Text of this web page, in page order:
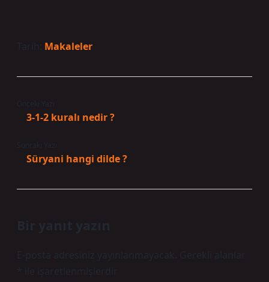
Tarih: Makaleler
3-1-2 kuralı nedir ?
Süryani hangi dilde ?
Bir yanıt yazın
E-posta adresiniz yayınlanmayacak.
Gerekli alanlar
ile işaretlenmişlerdir